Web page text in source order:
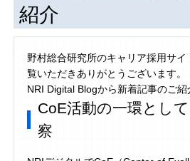
紹介
野村総合研究所のキャリア採用サ
覧いただきありがとうございます。
NRI Digital Blogから新着記事のご紹
CoE活動の一環とし
察